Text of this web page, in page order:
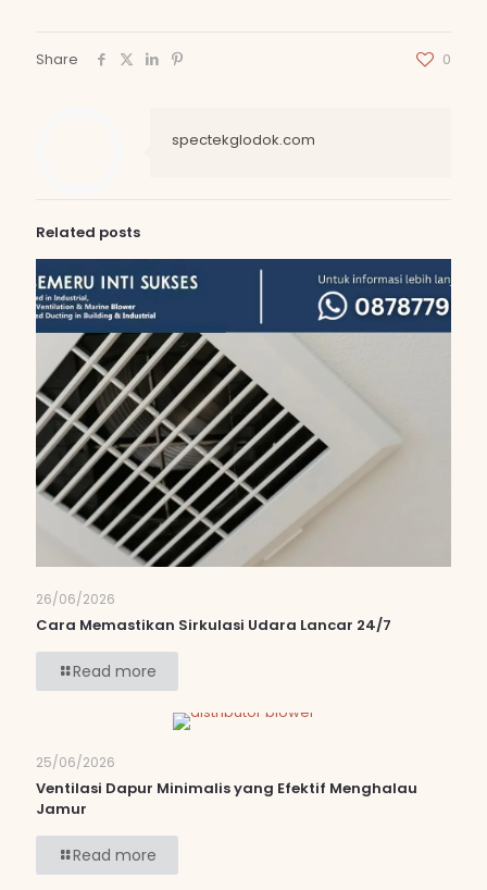
Share 0
spectekglodok.com
Related posts
26/06/2026
Cara Memastikan Sirkulasi Udara Lancar 24/7
Read more
25/06/2026
Ventilasi Dapur Minimalis yang Efektif Menghalau
Jamur
Read more